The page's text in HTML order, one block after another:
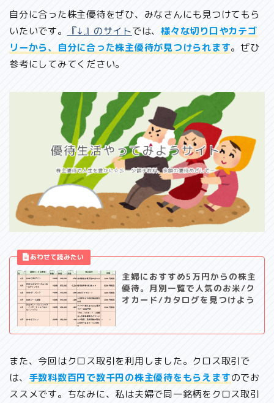
自分に合った株主優待をぜひ、みなさんにも見つけてもら
いたいです。
『↓』のサイトでは、様々な切り口やカテゴ
リーから、自分に合った株主優待が見つけられます。ぜひ
参考にしてみてください。
主婦におすすめ5万円からの株主
優待。月別一覧で人気のお米/ク
オカード/カタログを見つけよう
また、今回はクロス取引を利用しました。クロス取引で
は、 手数料数百円で数千円の株主優待をもらえますのでお
ススメです。ちなみに、私は夫婦で同一銘柄をクロス取引